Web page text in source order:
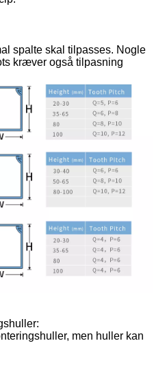
spalte skal tilpasses. Nogle
kræver også tilpasning
men huller kan